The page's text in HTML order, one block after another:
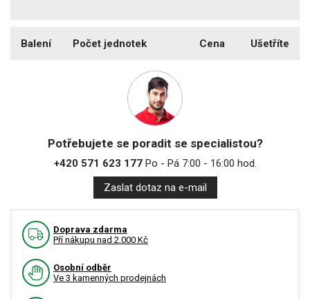
Balení Počet jednotek Cena Ušetříte
Potřebujete se poradit se specialistou?
+420 571 623 177Po - Pá 7:00 - 16:00 hod.
Zaslat dotaz na e-mail
Doprava zdarma
Pří nákupu nad 2.000 Kč
Osobní odběr
Ve 3 kamenných prodejnách